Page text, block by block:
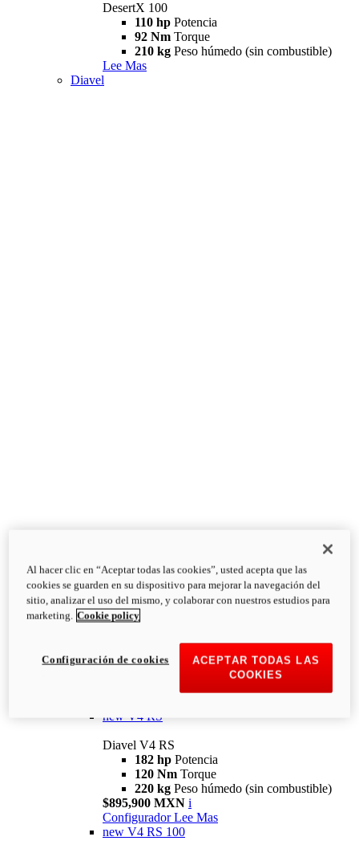
DesertX 100
110 hp Potencia
92 Nm Torque
210 kg Peso húmedo (sin combustible)
Lee Mas
Diavel
Diavel
V4
Diavel V4
126 NmTorque
223 kg
PESO HÚMEDO SIN
new V4 RS
Diavel V4 RS
182 hp Potencia
120 Nm Torque
220 kg Peso húmedo (sin combustible)
$895,900 MXN i
Configurador Lee Mas
new V4 RS 100
Al hacer clic en “Aceptar todas las cookies”, usted acepta que las
cookies se guarden en su dispositivo para mejorar la navegación del
sitio, analizar el uso del mismo, y colaborar con nuestros estudios para
marketing. Cookie policy
ACEPTAR TODAS LAS
COOKIES
Configuración de cookies